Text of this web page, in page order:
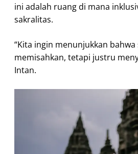
ini adalah ruang di mana
sakralitas.
“Kita ingin menunjukkan
memisahkan, tetapi justru
Intan.